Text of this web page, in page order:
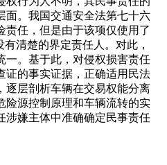
面。我国交通安全法第七十六
责任，但是由于该项仅使用了
清楚的界定责任人。对此，
一。基于此，对侵权损害责任
证的事实证据，正确适用民法
逐层剖析车辆在交易权能分离
险源控制原理和车辆流转的实
涉嫌主体中准确确定民事责任